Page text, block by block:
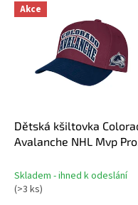
Akce
Dětská kšiltovka
Avalanche NHL Mvp Pro
Skladem - ihned k odeslání
(>3 ks)